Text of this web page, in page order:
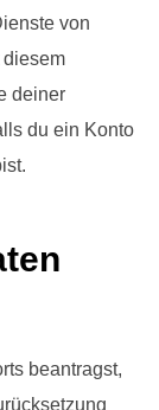
von
diesem
deiner
du ein Konto
beantragst,